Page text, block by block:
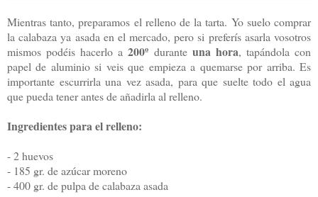
Mientras tanto, preparamos el relleno de la tarta. Yo suelo comprar
la calabaza ya asada en el mercado, pero si preferís asarla vosotros
mismos podéis hacerlo a200º durante una hora, tapándola con
papel de aluminio si veis que empieza a quemarse por arriba. Es
importante escurrirla una vez asada, para que suelte todo el agua
que pueda tener antes de añadirla al relleno.
Ingredientes para el relleno:
- 2 huevos
- 185 gr. de azúcar moreno
- 400 gr. de pulpa de calabaza asada